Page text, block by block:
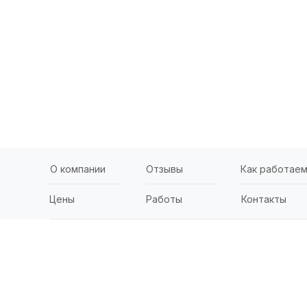
О компании Отзывы Как работаем
Работы Контакты
Цены